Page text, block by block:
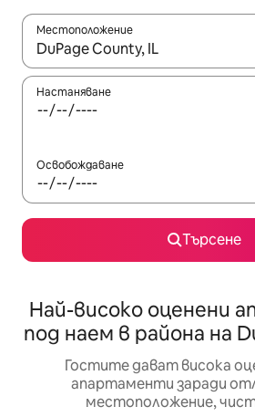
Местоположение
Когато резултатите се
Настаняване
Освобождаване
Търсене
Най-високо оценени
под наем в района на
Гостите дават висока
апартаменти заради
местоположение,